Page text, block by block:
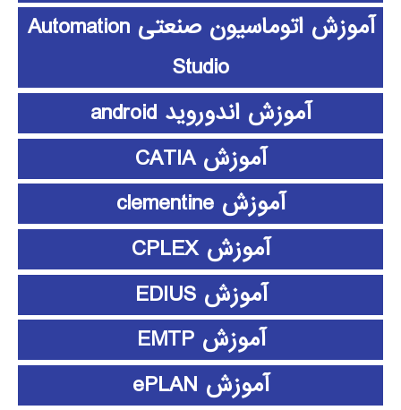
آموزش اتوماسیون صنعتی Automation
Studio
آموزش اندوروید android
آموزش CATIA
آموزش clementine
آموزش CPLEX
آموزش EDIUS
آموزش EMTP
آموزش ePLAN